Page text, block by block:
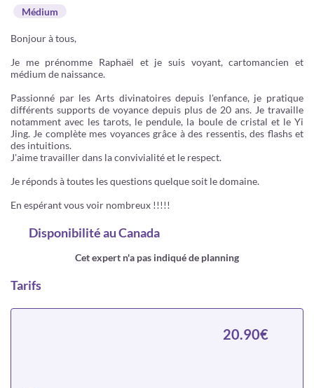
Médium
Bonjour à tous,
Je me prénomme Raphaël et je suis voyant, cartomancien et
médium de naissance.
Passionné par les Arts divinatoires depuis l'enfance, je pratique
différents supports de voyance depuis plus de 20 ans. Je travaille
notamment avec les tarots, le pendule, la boule de cristal et le Yi
Jing. Je complète mes voyances grâce à des ressentis, des flashs et
des intuitions.
J'aime travailler dans la convivialité et le respect.
Je réponds à toutes les questions quelque soit le domaine.
En espérant vous voir nombreux !!!!!
Disponibilitéau Canada
Cet expert n'a pas indiqué de planning
Tarifs
20.90€